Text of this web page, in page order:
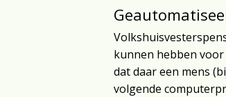
kunnen hebben
dat daar een mens
volgende